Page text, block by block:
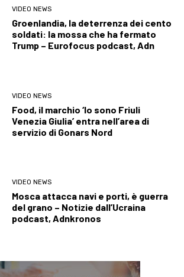
VIDEO NEWS
Groenlandia, la deterrenza dei cento
soldati: la mossa che ha fermato
Trump – Eurofocus podcast, Adn
VIDEO NEWS
Food, il marchio ‘Io sono Friuli
Venezia Giulia’ entra nell’area di
servizio di Gonars Nord
VIDEO NEWS
Mosca attacca navi e porti, è guerra
del grano – Notizie dall’Ucraina
podcast, Adnkronos